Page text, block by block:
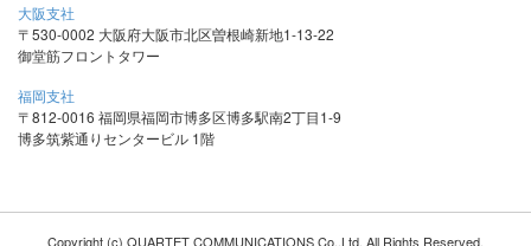
大阪支社
〒530-0002 大阪府大阪市北区曽根崎新地1-13-22
御堂筋フロントタワー
福岡支社
〒812-0016 福岡県福岡市博多区博多駅南2丁目1-9
博多筑紫通りセンタービル 1階
Copyright (c) QUARTET COMMUNICATIONS Co.,Ltd. All Rights Reserved.